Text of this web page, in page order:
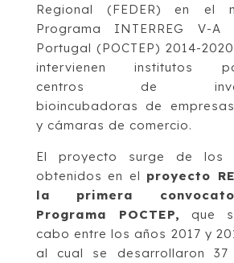
Regional (FEDER) en el
Programa INTERREG V-A
Portugal (POCTEP) 2014-
intervienen institutos
centros de
bioincubadoras de
y cámaras de comercio.
El proyecto surge de los
obtenidos en el proyecto
la primera
Programa POCTEP, que
cabo entre los años 2017 y
al cual se desarrollaron 37